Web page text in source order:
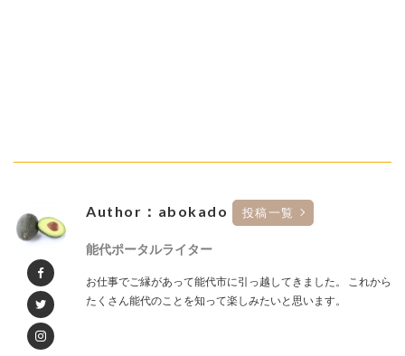
Author：abokado 投稿一覧
能代ポータルライター
お仕事でご縁があって能代市に引っ越してきました。 これから
たくさん能代のことを知って楽しみたいと思います。